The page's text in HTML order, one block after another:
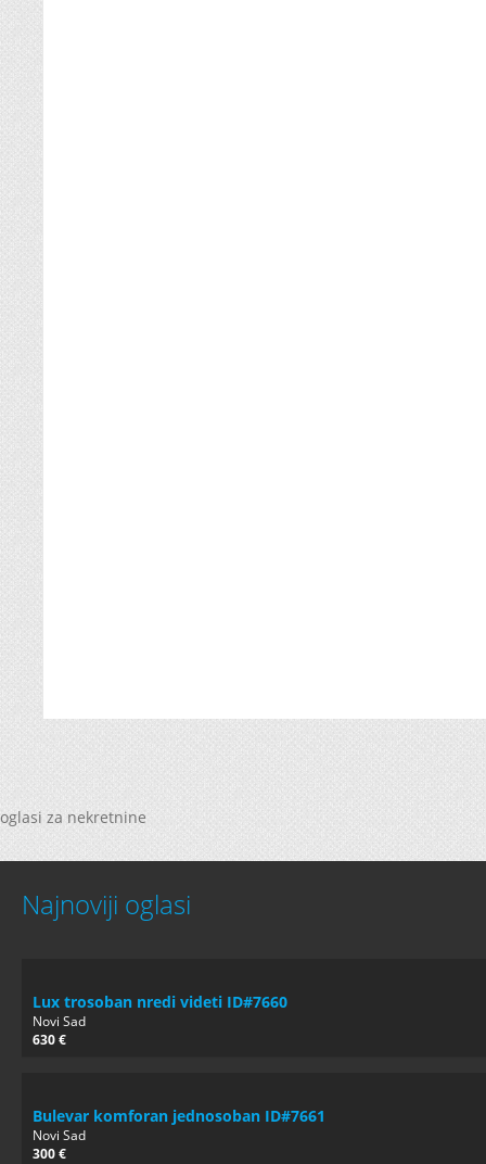
oglasi za nekretnine
Najnoviji oglasi
Lux trosoban nredi videti ID#7660
Novi Sad
630 €
Bulevar komforan jednosoban ID#7661
Novi Sad
300 €